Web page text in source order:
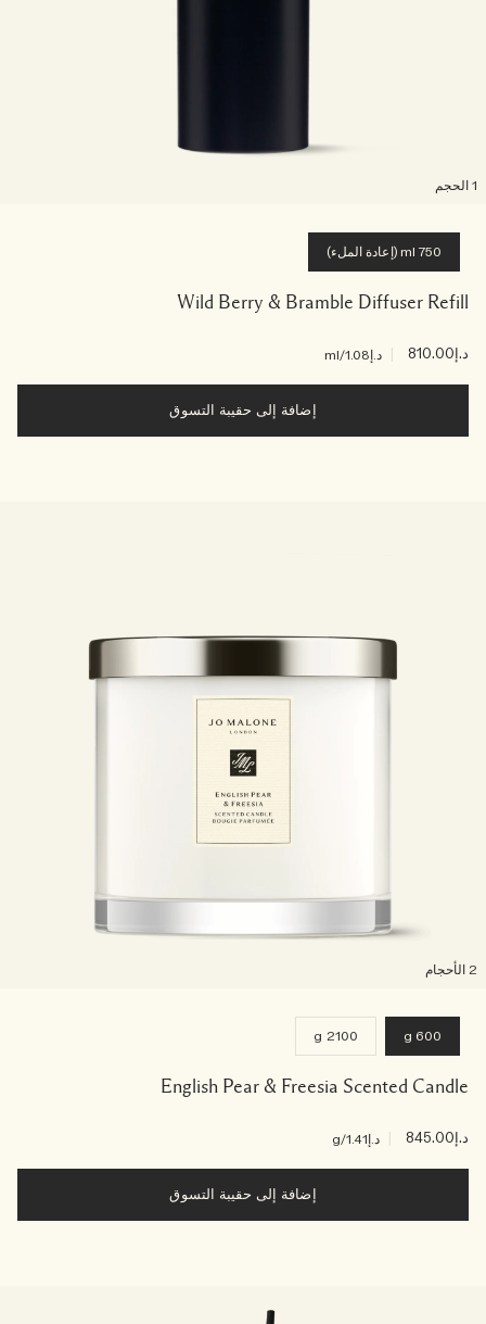
750 ml (إعادة الملء)
Wild Berry & Bramble Diffuser Refill
د.إ810.00 د.إ1.08 /ml
إضافة إلى حقيبة التسوق
600 g
2100 g
English Pear & Freesia Scented Candle
د.إ845.00 د.إ1.41 /g
إضافة إلى حقيبة التسوق